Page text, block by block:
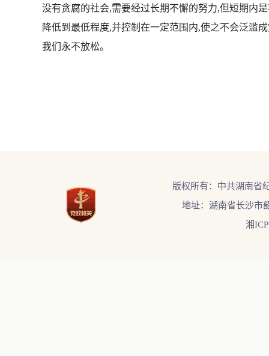
没有贪腐的社会,需要经过长期不懈的努力,但短期内
降低到最低程度,并控制在一定范围内,使之不会泛滥
我们永不放松。
版权所有：中共湖南省
地址：湖南省长沙市
湘